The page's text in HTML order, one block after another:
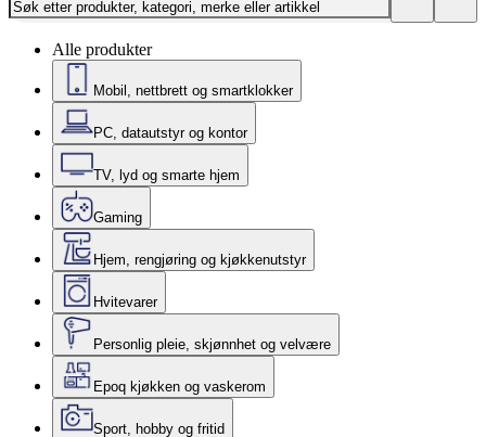
Alle produkter
Mobil, nettbrett og smartklokker
PC, datautstyr og kontor
TV, lyd og smarte hjem
Gaming
Hjem, rengjøring og kjøkkenutstyr
Hvitevarer
Personlig pleie, skjønnhet og velvære
Epoq kjøkken og vaskerom
Sport, hobby og fritid